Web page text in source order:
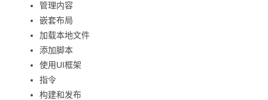
管理内容
嵌套布局
加载本地文件
添加脚本
使用UI框架
指令
构建和发布